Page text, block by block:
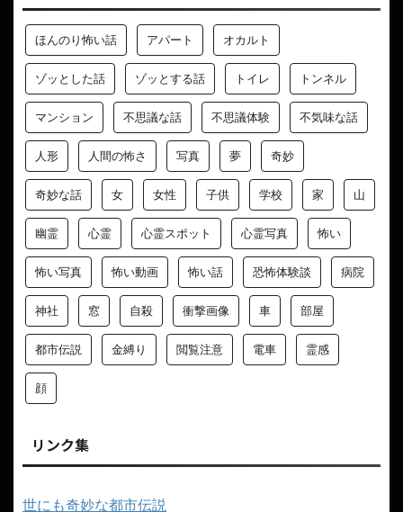
ほんのり怖い話 アパート オカルト
ゾッとした話 ゾッとする話 トイレ トンネル
マンション 不思議な話 不思議体験 不気味な話
人形 人間の怖さ 写真 夢 奇妙
奇妙な話 女 女性 子供 学校 家 山
幽霊 心霊 心霊スポット 心霊写真 怖い
怖い写真 怖い動画 怖い話 恐怖体験談 病院
神社 窓 自殺 衝撃画像 車 部屋
都市伝説 金縛り 閲覧注意 電車 霊感
顔
リンク集
世にも奇妙な都市伝説